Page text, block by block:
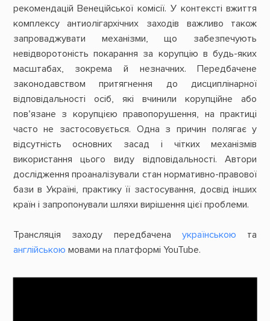
рекомендацій Венеційської комісії. У контексті вжиття
комплексу антиолігархічних заходів важливо також
запроваджувати механізми, що забезпечують
невідворотоність покарання за корупцію в будь-яких
масштабах, зокрема й незначних. Передбачене
законодавством притягнення до дисциплінарної
відповідальності осіб, які вчинили корупційне або
пов’язане з корупцією правопорушення, на практиці
часто не застосовується. Одна з причин полягає у
відсутність основних засад і чітких механізмів
використання цього виду відповідальності. Автори
дослідження проаналізували стан нормативно-правової
бази в Україні, практику її застосування, досвід інших
країн і запропонували шляхи вирішення цієї проблеми.
Трансляція заходу передбачена українською та
англійською мовами на платформі YouTube.